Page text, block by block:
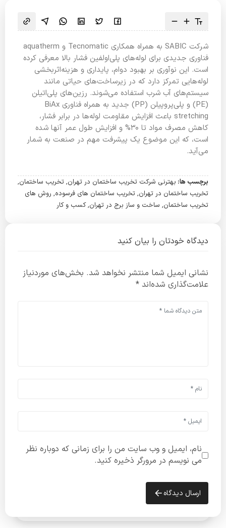
شرکت SABIC به همراه همکاری Tecnomatic و aquatherm
فناوری جدیدی برای لوله‌های پلی‌اولفین فشار بالا معرفی کرده
است. این نوآوری بر بهبود دوام، پایداری و هزینه‌اثربخشی
لوله‌هایی تمرکز دارد که در زیرساخت‌های حیاتی مانند
سیستم‌های آب شرب استفاده می‌شوند. رزین‌های پلی‌اتیلن
(PE) و پلی‌پروپیلن (PP) جدید به همراه فناوری BiAx
stretching باعث افزایش مقاومت لوله‌ها در برابر فشار،
کاهش مصرف مواد تا 30% و افزایش طول عمر آنها شده
است، که این موضوع یک پیشرفت مهم در صنعت به شمار
می‌آید.
برچسب ها: بهترنی شرکت تخریب ساختمان در تهران, تخریب ساختمان,
تخریب ساختمان در تهران, تخریب ساختمان های فرسوده, روش های
تخریب ساختمان, ساخت و ساز برج در تهران,کسب و کار
دیدگاه خودتان را بیان کنید
نشانی ایمیل شما منتشر نخواهد شد. بخش‌های موردنیاز
علامت‌گذاری شده‌اند *
نام، ایمیل و وب سایت من را برای زمانی که دوباره نظر
می نویسم در مرورگر ذخیره کنید.
ارسال دیدگاه